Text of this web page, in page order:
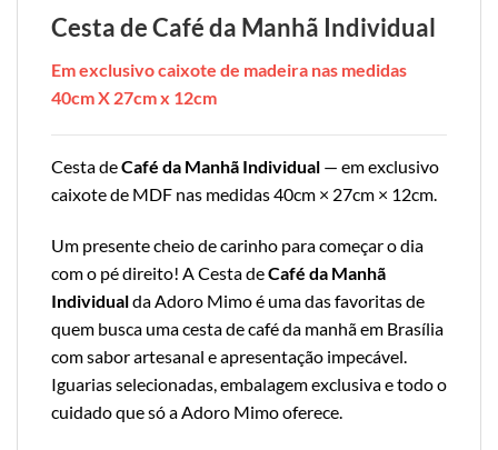
Cesta de Café da Manhã Individual
Em exclusivo caixote de madeira nas medidas
40cm X 27cm x 12cm
Cesta deCafé da Manhã Individual — em exclusivo
caixote de MDF nas medidas 40cm × 27cm × 12cm.
Um presente cheio de carinho para começar o dia
com o pé direito! A Cesta deCafé da Manhã
Individualda Adoro Mimo é uma das favoritas de
quem busca uma cesta de café da manhã em Brasília
com sabor artesanal e apresentação impecável.
Iguarias selecionadas, embalagem exclusiva e todo o
cuidado que só a Adoro Mimo oferece.